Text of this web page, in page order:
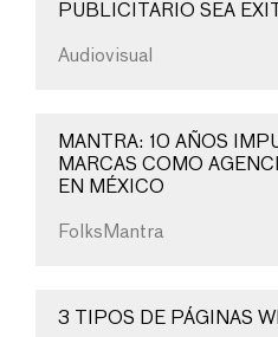
PUBLICITARIO SEA
Audiovisual
MANTRA: 10 AÑOS
MARCAS COMO
EN MÉXICO
FolksMantra
3 TIPOS DE PÁGINAS